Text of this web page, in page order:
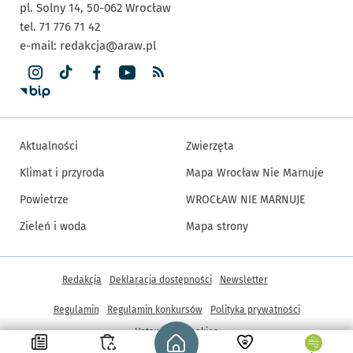
Strona główna - wroclaw.pl
pl. Solny 14, 50-062 Wrocław
tel. 71 776 71 42
e-mail: redakcja@araw.pl
Aktualności
Klimat i przyroda
Powietrze
Zieleń i woda
Zwierzęta
Mapa Wrocław Nie Marnuje
WROCŁAW NIE MARNUJE
Mapa strony
Inne informacje
Redakcja Deklaracja dostępności Newsletter
Regulamin Regulamin konkursów
Polityka prywatności
Ustawienia cookies